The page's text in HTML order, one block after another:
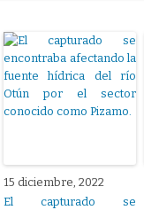
15 diciembre, 2022
El capturado se